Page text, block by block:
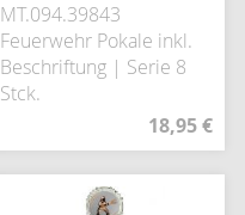
MT.094.39843
Feuerwehr Pokale inkl.
Beschriftung | Serie 8
Stck.
18,95 €